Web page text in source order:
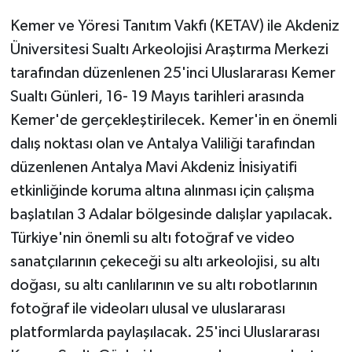
Kemer ve Yöresi Tanıtım Vakfı (KETAV) ile Akdeniz
Üniversitesi Sualtı Arkeolojisi Araştırma Merkezi
tarafından düzenlenen 25'inci Uluslararası Kemer
Sualtı Günleri, 16- 19 Mayıs tarihleri arasında
Kemer'de gerçekleştirilecek. Kemer'in en önemli
dalış noktası olan ve Antalya Valiliği tarafından
düzenlenen Antalya Mavi Akdeniz İnisiyatifi
etkinliğinde koruma altına alınması için çalışma
başlatılan 3 Adalar bölgesinde dalışlar yapılacak.
Türkiye'nin önemli su altı fotoğraf ve video
sanatçılarının çekeceği su altı arkeolojisi, su altı
doğası, su altı canlılarının ve su altı robotlarının
fotoğraf ile videoları ulusal ve uluslararası
platformlarda paylaşılacak. 25'inci Uluslararası
Televizyon
Turizm